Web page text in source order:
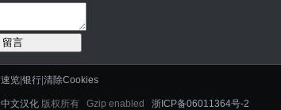
留言
览|银行|清除Cookies
中文汉化 版权所有 Gzip enabled 浙ICP备06011364号-2